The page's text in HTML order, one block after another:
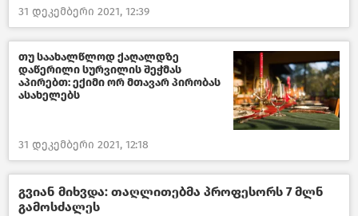
31 დეკემბერი 2021, 12:39
თუ საახალწლოდ ქაღალდზე
დაწერილი სურვილის შეჭმას
აპირებთ: ექიმი ორ მთავარ პირობას
ასახელებს
31 დეკემბერი 2021, 12:18
გვიან მიხვდა: თაღლითებმა პროფესორს 7 მლნ
გამოსძალეს